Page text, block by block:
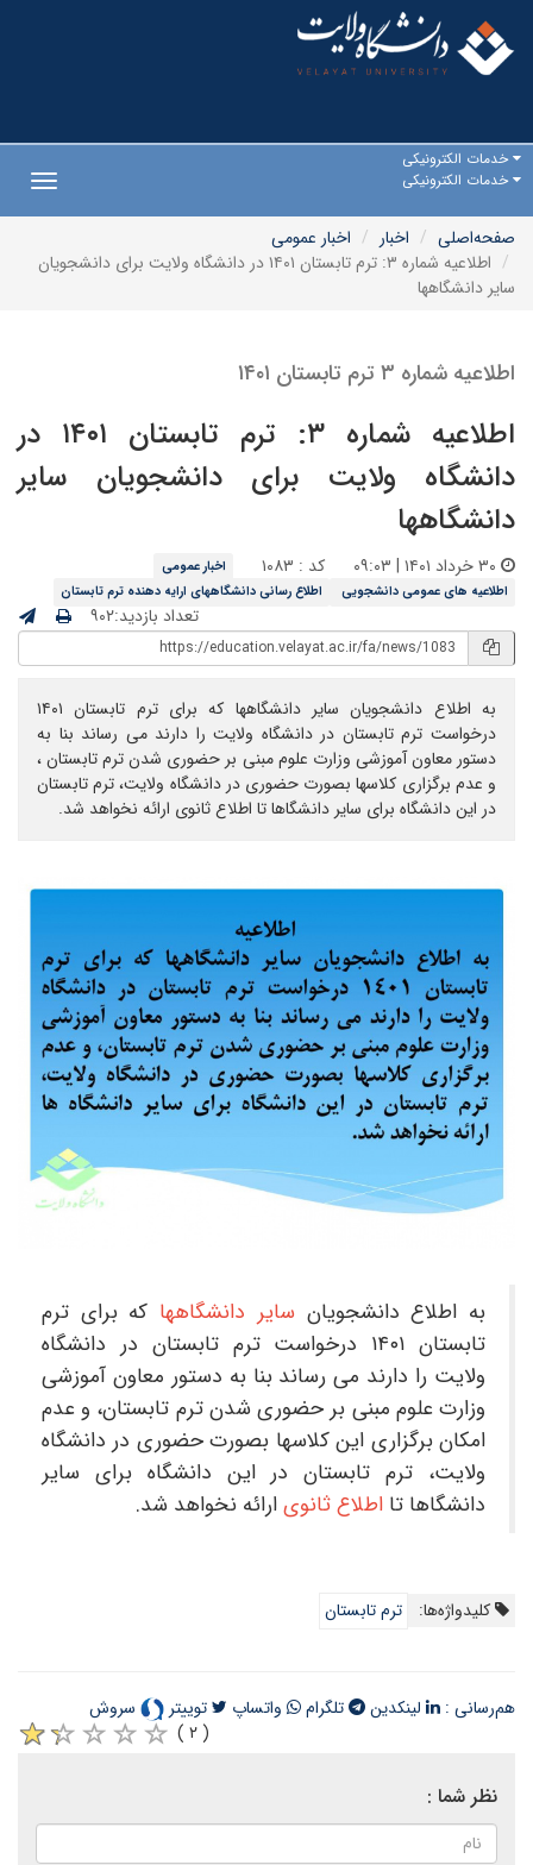
خدمات الکترونیکی
خدمات الکترونیکی
صفحه‌اصلی
اخبار
اخبار عمومی
اطلاعیه شماره ۳: ترم تابستان ۱۴۰۱ در دانشگاه ولایت برای دانشجویان
سایر دانشگاهها
اطلاعیه شماره ۳ ترم تابستان ۱۴۰۱
اطلاعیه شماره ۳: ترم تابستان ۱۴۰۱ در
دانشگاه ولایت برای دانشجویان سایر
دانشگاهها
کد : ۱۰۸۳
اخبار عمومی
اطلاعیه های عمومی دانشجویی
اطلاع رسانی دانشگاههای ارایه دهنده ترم تابستان
تعداد بازدید:۹۰۲
به اطلاع دانشجویان سایر دانشگاهها که برای ترم تابستان ۱۴۰۱
درخواست ترم تابستان در دانشگاه ولایت را دارند می رساند بنا به
دستور معاون آموزشی وزارت علوم مبنی بر حضوری شدن ترم تابستان ،
و عدم برگزاری کلاسها بصورت حضوری در دانشگاه ولایت، ترم تابستان
در این دانشگاه برای سایر دانشگاها تا اطلاع ثانوی ارائه نخواهد شد.
به اطلاع دانشجویان سایر دانشگاهها که برای ترم
تابستان ۱۴۰۱ درخواست ترم تابستان در دانشگاه
ولایت را دارند می رساند بنا به دستور معاون آموزشی
وزارت علوم مبنی بر حضوری شدن ترم تابستان، و عدم
امکان برگزاری این کلاسها بصورت حضوری در دانشگاه
ولایت، ترم تابستان در این دانشگاه برای سایر
دانشگاها تا اطلاع ثانویارائه نخواهد شد.
کلیدواژه‌ها: ترم تابستان
هم‌رسانی : لینکدین تلگرام واتساپ توییتر
سروش
( ۲ )
نظر شما :